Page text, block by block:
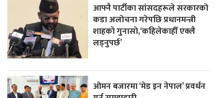
आफ्नै पार्टीका सांसदहरूले सरकारको
कडा अलोचना गरेपछि प्रधानमन्त्री
शाहकाे गुनासाे,‘कहिलेकाहीँ एक्लै
लड्नुपर्छ’
ओमन बजारमा ‘मेड इन नेपाल’ प्रवर्धन